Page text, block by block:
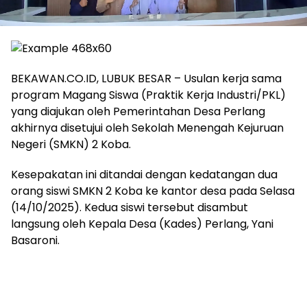
BEKAWAN.CO.ID, LUBUK BESAR – Usulan kerja sama
program Magang Siswa (Praktik Kerja Industri/PKL)
yang diajukan oleh Pemerintahan Desa Perlang
akhirnya disetujui oleh Sekolah Menengah Kejuruan
Negeri (SMKN) 2 Koba.
Kesepakatan ini ditandai dengan kedatangan dua
orang siswi SMKN 2 Koba ke kantor desa pada Selasa
(14/10/2025). Kedua siswi tersebut disambut
langsung oleh Kepala Desa (Kades) Perlang, Yani
Basaroni.